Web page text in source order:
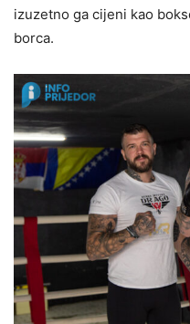
izuzetno ga cijeni kao
borca.